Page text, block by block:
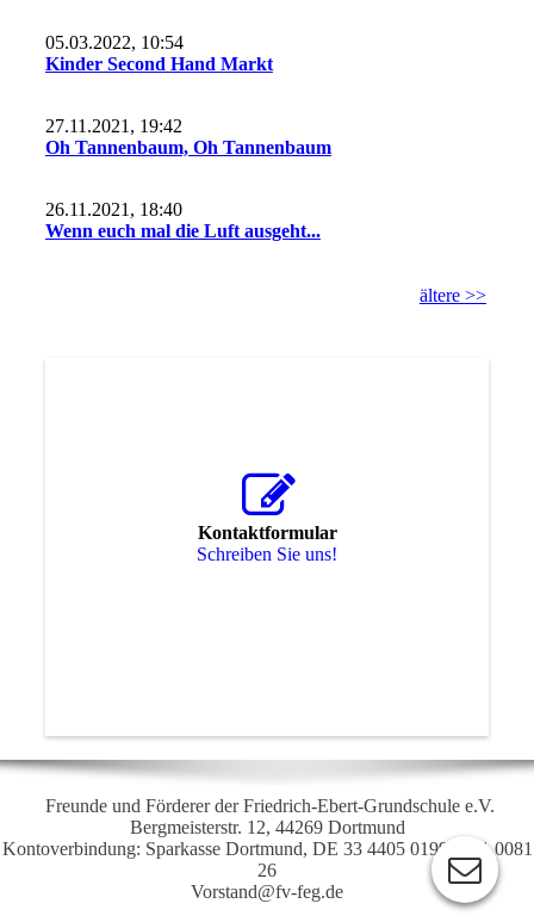
05.03.2022, 10:54
Kinder Second Hand Markt
27.11.2021, 19:42
Oh Tannenbaum, Oh Tannenbaum
26.11.2021, 18:40
Wenn euch mal die Luft ausgeht...
ältere >>
Kontaktformular
Schreiben Sie uns!
Freunde und Förderer der Friedrich-Ebert-Grundschule e.V.
Bergmeisterstr. 12, 44269 Dortmund
Kontoverbindung: Sparkasse Dortmund, DE 33 4405 0199 0411 0081
26
Vorstand@fv-feg.de